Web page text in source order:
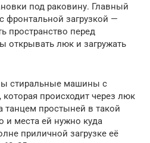
под раковину. Главный
фронтальной загрузкой —
пространство перед
открывать люк и загружать
стиральные машины с
которая происходит через люк
танцем простыней в такой
и места ей нужно куда
приличной загрузке её